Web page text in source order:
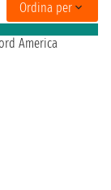
Ordina per